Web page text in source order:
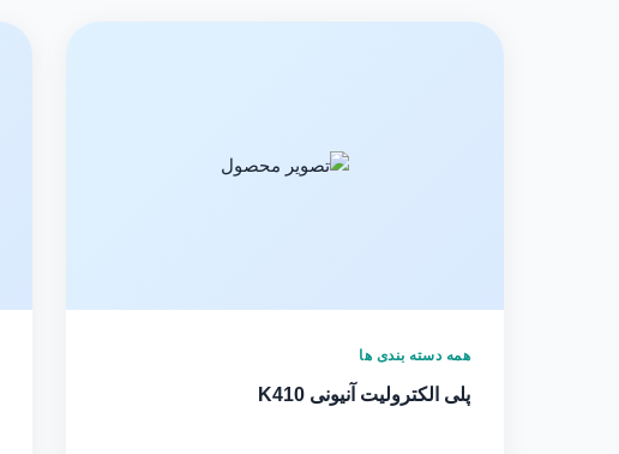
همه دسته بندی ها
پلی الکترولیت آنیونی K410